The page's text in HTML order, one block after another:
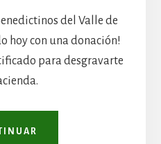
del Valle de
hoy con una donación!
para desgravarte